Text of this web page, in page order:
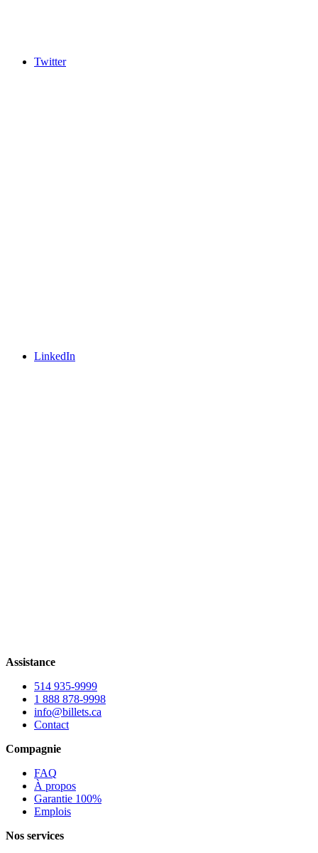
Twitter
LinkedIn
Assistance
514 935-9999
1 888 878-9998
info@billets.ca
Contact
Compagnie
FAQ
À propos
Garantie 100%
Emplois
Nos services